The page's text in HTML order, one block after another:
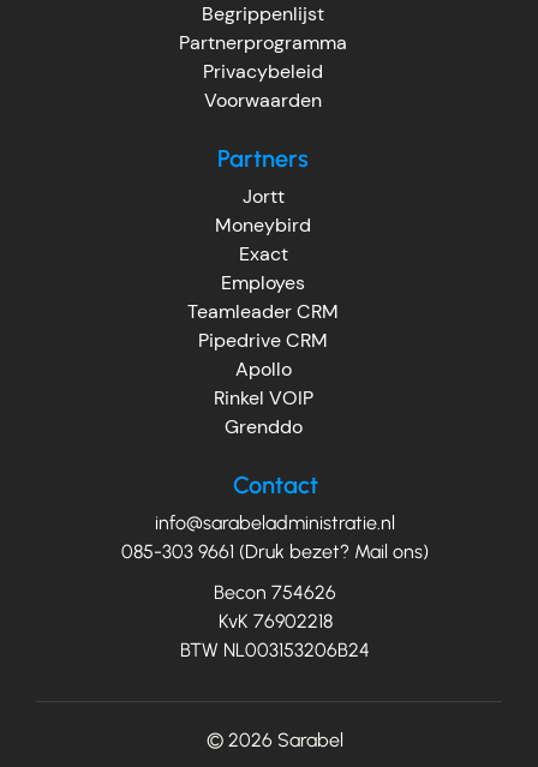
Begrippenlijst
Partnerprogramma
Privacybeleid
Voorwaarden
Partners
Jortt
Moneybird
Exact
Employes
Teamleader CRM
Pipedrive CRM
Apollo
Rinkel VOIP
Grenddo
Contact
info@sarabeladministratie.nl
085-303 9661 (Druk bezet? Mail ons)
Becon 754626
KvK 76902218
BTW NL003153206B24
© 2026 Sarabel